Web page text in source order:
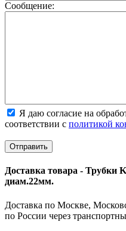
Cообщение:
Я даю согласие на
соответствии с политикой
Доставка товара - Трубки
диам.22мм.
Доставка по Москве,
по России через